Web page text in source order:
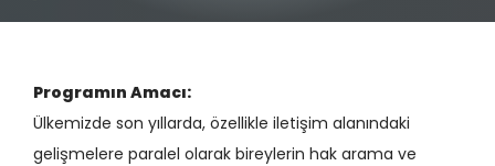
Programın Amacı:
Ülkemizde son yıllarda, özellikle iletişim alanındaki
gelişmelere paralel olarak bireylerin hak arama ve